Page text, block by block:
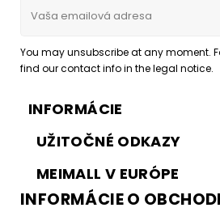
You may unsubscribe at any moment.
find our contact info in the legal notice.
INFORMÁCIE
UŽITOČNÉ ODKAZY
MEIMALL V EURÓPE
INFORMÁCIE O